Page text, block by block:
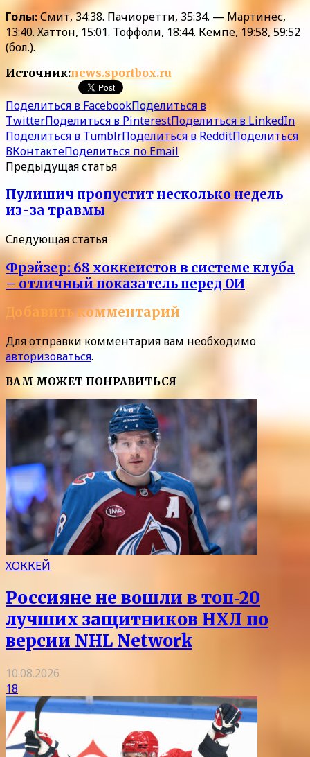
Голы:Смит, 34:38. Пачиоретти, 35:34. — Мартинес,
13:40. Хаттон, 15:01. Тоффоли, 18:44. Кемпе, 19:58, 59:52
(бол.).
Источник:news.sportbox.ru
Поделиться в FacebookПоделиться в
TwitterПоделиться в PinterestПоделиться в LinkedIn
Поделиться в TumblrПоделиться в RedditПоделиться
ВКонтактеПоделиться по Email
Предыдущая статья
Пулишич пропустит несколько недель
из-за травмы
Следующая статья
Фрэйзер: 68 хоккеистов в системе клуба
– отличный показатель перед ОИ
Добавить комментарий
Для отправки комментария вам необходимо
авторизоваться.
ВАМ МОЖЕТ ПОНРАВИТЬСЯ
ХОККЕЙ
Россияне не вошли в топ‑20
лучших защитников НХЛ по
версии NHL Network
10.08.2026
18